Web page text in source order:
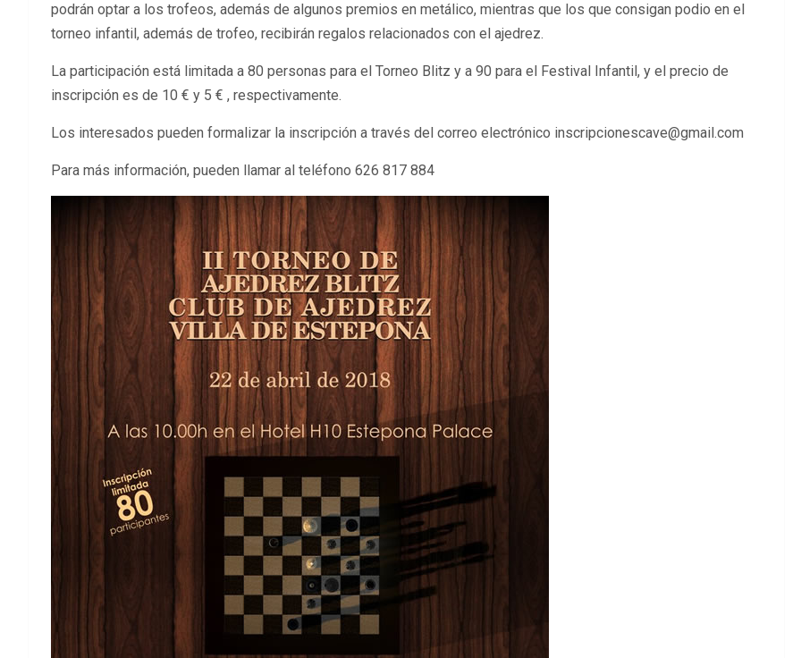
podrán optar a los trofeos, además de algunos premios en metálico, mientras que los que consigan podio en el
torneo infantil, además de trofeo, recibirán regalos relacionados con el ajedrez.
La participación está limitada a 80 personas para el Torneo Blitz y a 90 para el Festival Infantil, y el precio de
inscripción es de 10 € y 5 € , respectivamente.
Los interesados pueden formalizar la inscripción a través del correo electrónico inscripcionescave@gmail.com
Para más información, pueden llamar al teléfono 626 817 884